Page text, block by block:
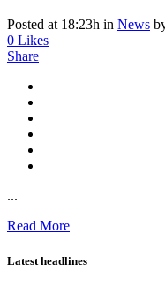
Posted at 18:23h in News
0 Likes
Share
...
Read More
Latest headlines